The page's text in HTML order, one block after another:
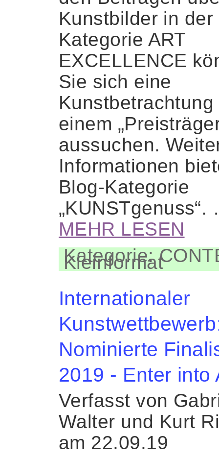
Kunstbilder in der
Kategorie ART
EXCELLENCE
Sie sich eine
Kunstbetrachtung
einem
aussuchen.
Informationen
Blog-Kategorie
MEHR LESEN
Kategorie:
Kleinformat
Internationaler
Nominierte
2019 - Enter into
Verfasst von
Walter und Kurt
am 22.09.19